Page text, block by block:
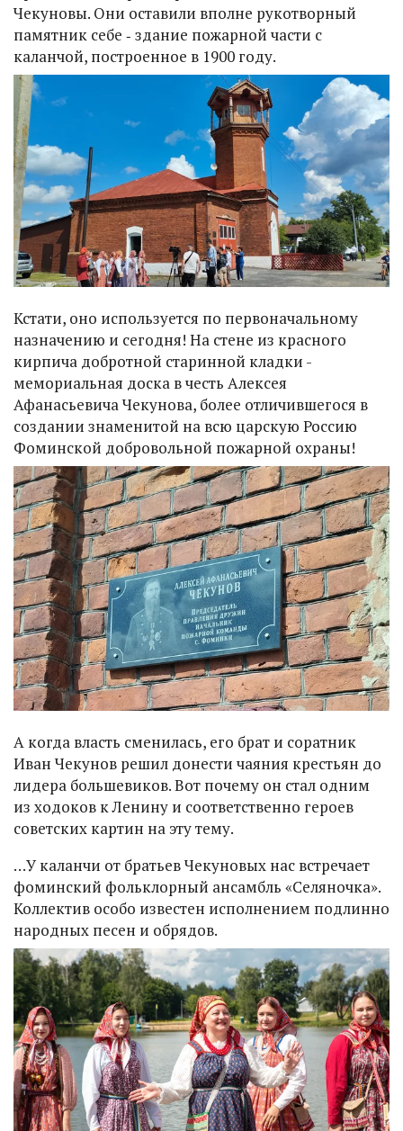
Чекуновы. Они оставили вполне рукотворный
памятник себе ‑ здание пожарной части с
каланчой, построенное в 1900 году.
Кстати, оно используется по первоначальному
назначению и сегодня! На стене из красного
кирпича добротной старинной кладки -
мемориальная доска в честь Алексея
Афанасьевича Чекунова, более отличившегося в
создании знаменитой на всю царскую Россию
Фоминской добровольной пожарной охраны!
А когда власть сменилась, его брат и соратник
Иван Чекунов решил донести чаяния крестьян до
лидера большевиков. Вот почему он стал одним
из ходоков к Ленину и соответственно героев
советских картин на эту тему.
…У каланчи от братьев Чекуновых нас встречает
фоминский фольклорный ансамбль «Селяночка».
Коллектив особо известен исполнением подлинно
народных песен и обрядов.